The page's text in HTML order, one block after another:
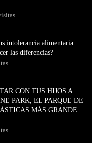
intolerancia alimentaria:
las diferencias?
CON TUS HIJOS A
PARK, EL PARQUE DE
MÁS GRANDE